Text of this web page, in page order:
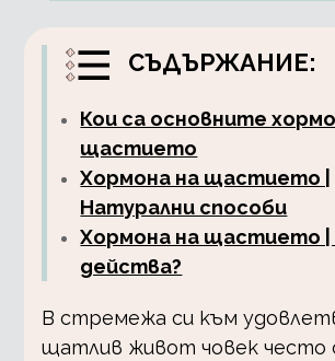
СЪДЪРЖАНИЕ:
Кои са основните
щастието
Хормона на щастието |
Натурални способи
Хормона на щастието |
действа?
В стремежа си към
щатлив живот човек често